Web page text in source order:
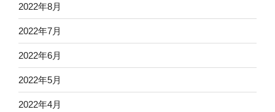
2022年8月
2022年7月
2022年6月
2022年5月
2022年4月